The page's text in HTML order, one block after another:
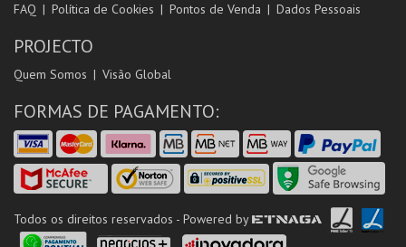
FAQ
Política de Cookies Pontos de Venda Dados Pessoais
PROJECTO
Quem Somos Visão Global
FORMAS DE PAGAMENTO:
Todos os direitos reservados - Powered by ETNAGA